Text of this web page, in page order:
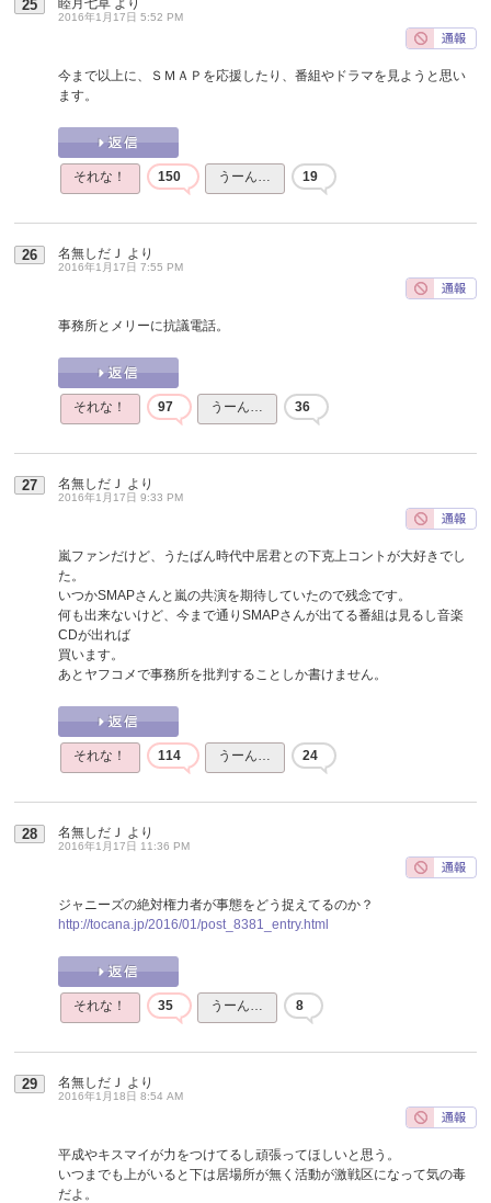
25
2016年1月17日 5:52 PM
今まで以上に、ＳＭＡＰを応援したり、番組やドラマを見ようと思い
ます。
それな！ 150 うーん… 19
26 名無しだＪ より
2016年1月17日 7:55 PM
事務所とメリーに抗議電話。
それな！ 97 うーん… 36
27 名無しだＪ より
2016年1月17日 9:33 PM
嵐ファンだけど、うたばん時代中居君との下克上コントが大好きでし
た。
いつかSMAPさんと嵐の共演を期待していたので残念です。
何も出来ないけど、今まで通りSMAPさんが出てる番組は見るし音楽
CDが出れば
買います。
あとヤフコメで事務所を批判することしか書けません。
それな！ 114 うーん… 24
28 名無しだＪ より
2016年1月17日 11:36 PM
ジャニーズの絶対権力者が事態をどう捉えてるのか？
http://tocana.jp/2016/01/post_8381_entry.html
それな！ 35 うーん… 8
29 名無しだＪ より
2016年1月18日 8:54 AM
平成やキスマイが力をつけてるし頑張ってほしいと思う。
いつまでも上がいると下は居場所が無く活動が激戦区になって気の毒
だよ。